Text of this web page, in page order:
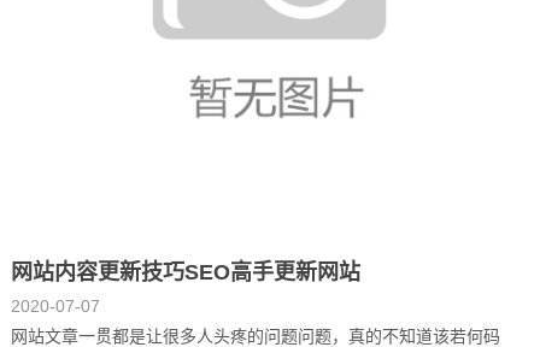
网站内容更新技巧SEO高手更新网站
2020-07-07
网站文章一贯都是让很多人头疼的问题问题，真的不知道该若何码